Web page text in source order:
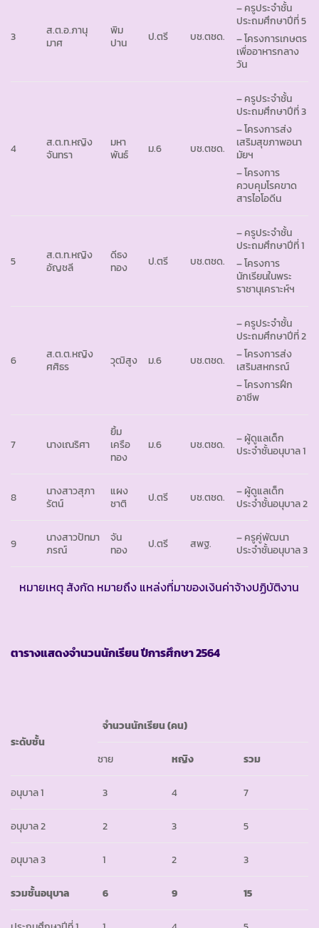
3
ส.ต.อ.ภานุ
มาศ
พิม
ปาน
ป.ตรี บช.ตชด.
– ครูประจำชั้น
ประถมศึกษาปีที่ 5
– โครงการเกษตร
เพื่ออาหารกลาง
วัน
4
ส.ต.ท.หญิง
จันทรา
มหา
พันธ์
ม.6 บช.ตชด.
– ครูประจำชั้น
ประถมศึกษาปีที่ 3
– โครงการส่ง
เสริมสุขภาพอนา
มัยฯ
– โครงการ
ควบคุมโรคขาด
สารไอโอดีน
5
ส.ต.ท.หญิง
อัญชลี
ดีธง
ทอง
ป.ตรี บช.ตชด.
– ครูประจำชั้น
ประถมศึกษาปีที่ 1
– โครงการ
นักเรียนในพระ
ราชานุเคราะห์ฯ
6
ส.ต.ต.หญิง
ศศิธร
วุฒิสูง ม.6 บช.ตชด.
– ครูประจำชั้น
ประถมศึกษาปีที่ 2
– โครงการส่ง
เสริมสหกรณ์
– โครงการฝึก
อาชีพ
7 นางเณริศา
ยิ้ม
เครือ
ทอง
ม.6 บช.ตชด.
– ผู้ดูแลเด็ก
ประจำชั้นอนุบาล 1
8
นางสาวสุภา
รัตน์
แผง
ชาติ
ป.ตรี บช.ตชด.
– ผู้ดูแลเด็ก
ประจำชั้นอนุบาล 2
9
นางสาวปัทมา
ภรณ์
จัน
ทอง
ป.ตรี สพฐ.
– ครูคู่พัฒนา
ประจำชั้นอนุบาล 3
หมายเหตุ สังกัด หมายถึง แหล่งที่มาของเงินค่าจ้างปฏิบัติงาน
ตารางแสดงจำนวนนักเรียน ปีการศึกษา2564
ระดับชั้น
จำนวนนักเรียน (คน)
ชาย หญิง รวม
อนุบาล 1 3 4 7
อนุบาล 2 2 3 5
อนุบาล 3 1 2 3
รวมชั้นอนุบาล 6 9 15